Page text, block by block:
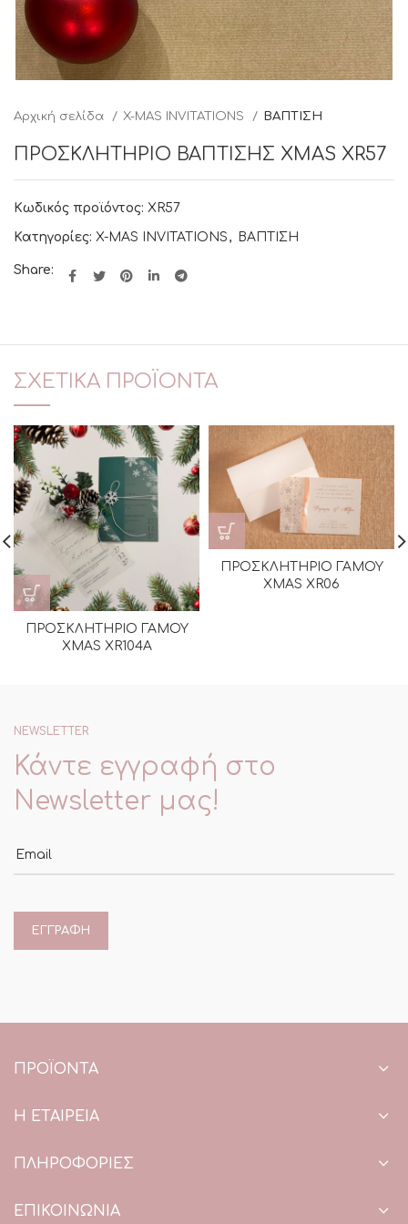
Αρχική σελίδα X-MAS INVITATIONS ΒΑΠΤΙΣΗ
ΠΡΟΣΚΛΗΤΗΡΙΟ ΒΑΠΤΙΣΗΣ XMAS XR57
Κωδικός προϊόντος: XR57
Κατηγορίες: X-MAS INVITATIONS , ΒΑΠΤΙΣΗ
Share:
ΣΧΕΤΙΚΆ ΠΡΟΪΌΝΤΑ
ΠΡΟΣΚΛΗΤΗΡΙΟ ΓΑΜΟΥ
XMAS XR104Α
ΠΡΟΣΚΛΗΤΗΡΙΟ ΓΑΜΟΥ
XMAS XR06
NEWSLETTER
Κάντε εγγραφή στο
Newsletter μας!
ΠΡΟΪΌΝΤΑ
Η ΕΤΑΙΡΕΙΑ
ΠΛΗΡΟΦΟΡΙΕΣ
ΕΠΙΚΟΙΝΩΝΙΑ